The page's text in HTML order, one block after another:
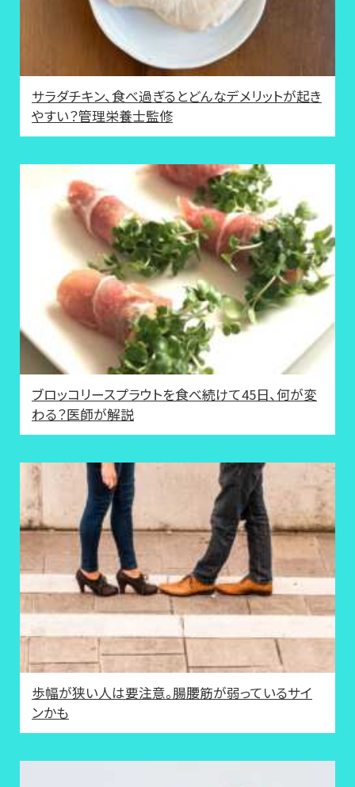
サラダチキン、食べ過ぎるとどんなデメリットが起き
やすい？管理栄養士監修
ブロッコリースプラウトを食べ続けて45日、何が変
わる？医師が解説
歩幅が狭い人は要注意。腸腰筋が弱っているサイ
ンかも